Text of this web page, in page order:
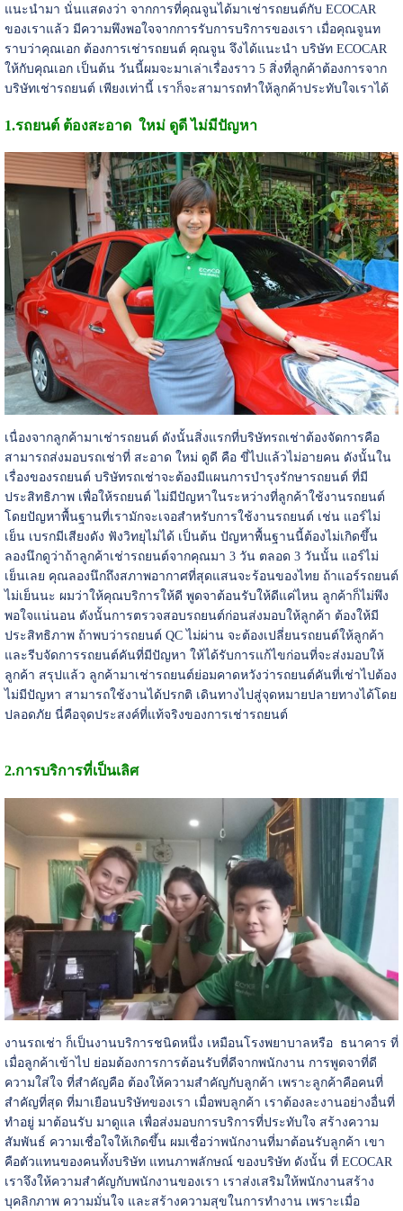
แนะนำมา นั่นแสดงว่า จากการที่คุณจูนได้มาเช่ารถยนต์กับ ECOCAR
ของเราแล้ว มีความพึงพอใจจากการรับการบริการของเรา เมื่อคุณจูนท
ราบว่าคุณเอก ต้องการเช่ารถยนต์ คุณจูน จึงได้แนะนำ บริษัท ECOCAR
ให้กับคุณเอก เป็นต้น วันนี้ผมจะมาเล่าเรื่องราว 5 สิ่งที่ลูกค้าต้องการจาก
บริษัทเช่ารถยนต์ เพียงเท่านี้ เราก็จะสามารถทำให้ลูกค้าประทับใจเราได้
1.รถยนต์ ต้องสะอาด ใหม่ ดูดี ไม่มีปัญหา
เนื่องจากลูกค้ามาเช่ารถยนต์ ดังนั้นสิ่งแรกที่บริษัทรถเช่าต้องจัดการคือ
สามารถส่งมอบรถเช่าที่ สะอาด ใหม่ ดูดี คือ ขี่ไปแล้วไม่อายคน ดังนั้นใน
เรื่องของรถยนต์ บริษัทรถเช่าจะต้องมีแผนการบำรุงรักษารถยนต์ ที่มี
ประสิทธิภาพ เพื่อให้รถยนต์ ไม่มีปัญหาในระหว่างที่ลูกค้าใช้งานรถยนต์
โดยปัญหาพื้นฐานที่เรามักจะเจอสำหรับการใช้งานรถยนต์ เช่น แอร์ไม่
เย็น เบรกมีเสียงดัง ฟังวิทยุไม่ได้ เป็นต้น ปัญหาพื้นฐานนี้ต้องไม่เกิดขึ้น
ลองนึกดูว่าถ้าลูกค้าเช่ารถยนต์จากคุณมา 3 วัน ตลอด 3 วันนั้น แอร์ไม่
เย็นเลย คุณลองนึกถึงสภาพอากาศที่สุดแสนจะร้อนของไทย ถ้าแอร์รถยนต์
ไม่เย็นนะ ผมว่าให้คุณบริการให้ดี พูดจาต้อนรับให้ดีแค่ไหน ลูกค้าก็ไม่พึง
พอใจแน่นอน ดังนั้นการตรวจสอบรถยนต์ก่อนส่งมอบให้ลูกค้า ต้องให้มี
ประสิทธิภาพ ถ้าพบว่ารถยนต์ QC ไม่ผ่าน จะต้องเปลี่ยนรถยนต์ให้ลูกค้า
และรีบจัดการรถยนต์คันที่มีปัญหา ให้ได้รับการแก้ไขก่อนที่จะส่งมอบให้
ลูกค้า สรุปแล้ว ลูกค้ามาเช่ารถยนต์ย่อมคาดหวังว่ารถยนต์คันที่เช่าไปต้อง
ไม่มีปัญหา สามารถใช้งานได้ปรกติ เดินทางไปสู่จุดหมายปลายทางได้โดย
ปลอดภัย นี่คือจุดประสงค์ที่แท้จริงของการเช่ารถยนต์
2.การบริการที่เป็นเลิศ
งานรถเช่า ก็เป็นงานบริการชนิดหนึ่ง เหมือนโรงพยาบาลหรือ ธนาคาร ที่
เมื่อลูกค้าเข้าไป ย่อมต้องการการต้อนรับที่ดีจากพนักงาน การพูดจาที่ดี
ความใส่ใจ ที่สำคัญคือ ต้องให้ความสำคัญกับลูกค้า เพราะลูกค้าคือคนที่
สำคัญที่สุด ที่มาเยือนบริษัทของเรา เมื่อพบลูกค้า เราต้องละงานอย่างอื่นที่
ทำอยู่ มาต้อนรับ มาดูแล เพื่อส่งมอบการบริการที่ประทับใจ สร้างความ
สัมพันธ์ ความเชื่อใจให้เกิดขึ้น ผมเชื่อว่าพนักงานที่มาต้อนรับลูกค้า เขา
คือตัวแทนของคนทั้งบริษัท แทนภาพลักษณ์ ของบริษัท ดังนั้น ที่ ECOCAR
เราจึงให้ความสำคัญกับพนักงานของเรา เราส่งเสริมให้พนักงานสร้าง
บุคลิกภาพ ความมั่นใจ และสร้างความสุขในการทำงาน เพราะเมื่อ